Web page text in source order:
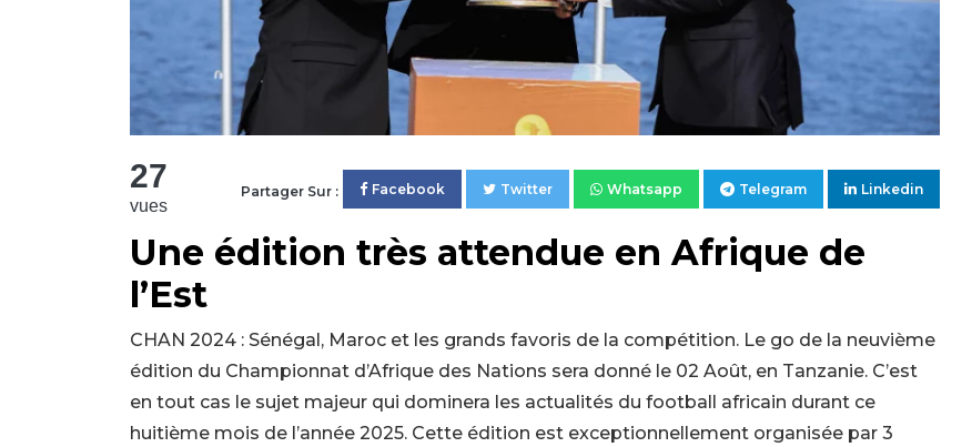
27
vues
Partager Sur : Facebook Twitter Whatsapp Telegram Linkedin
Une édition très attendue en Afrique de
l’Est
CHAN 2024 : Sénégal, Maroc et les grands favoris de la compétition. Le go de la neuvième
édition du Championnat d’Afrique des Nations sera donné le 02 Août, en Tanzanie. C’est
en tout cas le sujet majeur qui dominera les actualités du football africain durant ce
huitième mois de l’année 2025. Cette édition est exceptionnellement organisée par 3